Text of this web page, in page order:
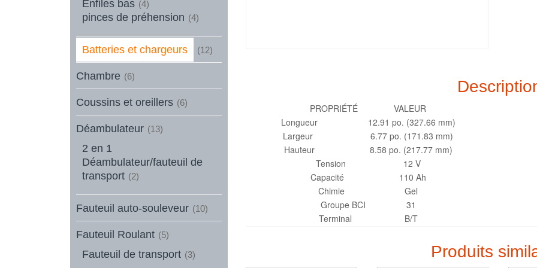
Enfiles bas (4)
pinces de préhension (4)
Batteries et chargeurs (12)
Chambre (6)
Coussins et oreillers (6)
Déambulateur (13)
2 en 1
Déambulateur/fauteuil de
transport (2)
Fauteuil auto-souleveur (10)
Fauteuil Roulant (5)
Fauteuil de transport (3)
PROPRIÉTÉ VALEUR
Longueur 12.91 po. (327.66 mm)
Largeur 6.77 po. (171.83 mm)
Hauteur 8.58 po. (217.77 mm)
Tension 12 V
Capacité 110 Ah
Chimie Gel
Groupe BCI 31
Terminal B/T
Produits